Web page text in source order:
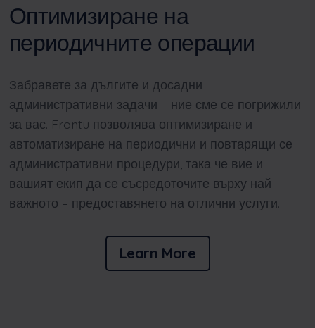
Оптимизиране на
периодичните операции
Забравете за дългите и досадни
административни задачи – ние сме се погрижили
за вас. Frontu позволява оптимизиране и
автоматизиране на периодични и повтарящи се
административни процедури, така че вие и
вашият екип да се съсредоточите върху най-
важното – предоставянето на отлични услуги.
Learn More